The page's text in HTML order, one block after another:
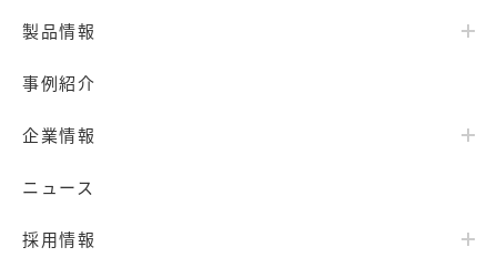
製品情報
事例紹介
企業情報
ニュース
採用情報